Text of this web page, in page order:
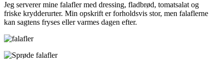
Jeg serverer mine falafler med dressing, fladbrød, tomatsalat og
friske krydderurter. Min opskrift er forholdsvis stor, men falaflerne
kan sagtens fryses eller varmes dagen efter.